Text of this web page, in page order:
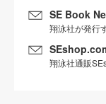
SE Book
翔泳社が発行
翔泳社通販